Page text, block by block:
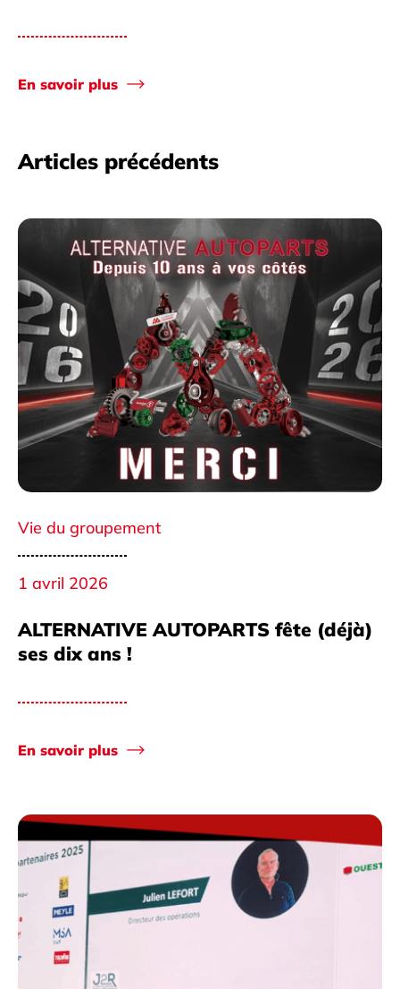
En savoir plus
Articles précédents
Vie du groupement
1 avril 2026
ALTERNATIVE AUTOPARTS fête (déjà)
ses dix ans !
En savoir plus